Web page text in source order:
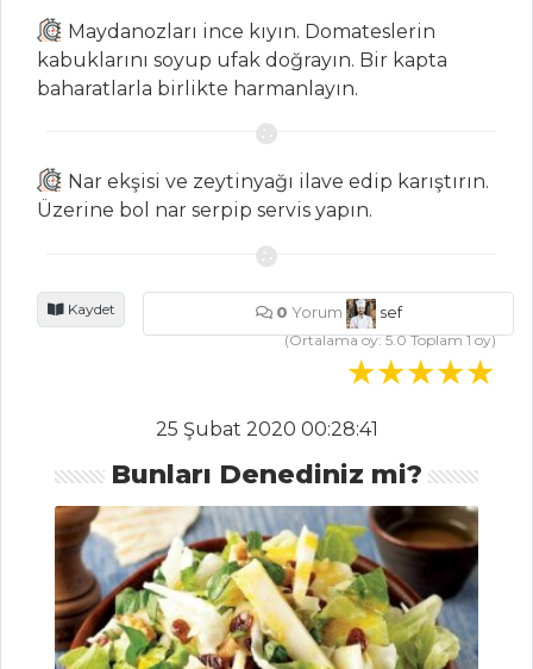
Çorbalar Tüm
Tarifleri
MAKARNA
İÇ BAKLALI
BULGUR PİLAVI
Tüm Tarifleri
İÇECEKLER
Şalgam Sulu
Ayran
Maydanozları ince kıyın. Domateslerin
kabuklarını soyup ufak doğrayın. Bir kapta
baharatlarla birlikte harmanlayın.
Nar ekşisi ve zeytinyağı ilave edip karıştırın.
Üzerine bol nar serpip servis yapın.
Kaydet 0 Yorum
sef
(Ortalama oy:5.0Toplam1oy)
25 Şubat 2020 00:28:41
Bunları Denediniz mi?